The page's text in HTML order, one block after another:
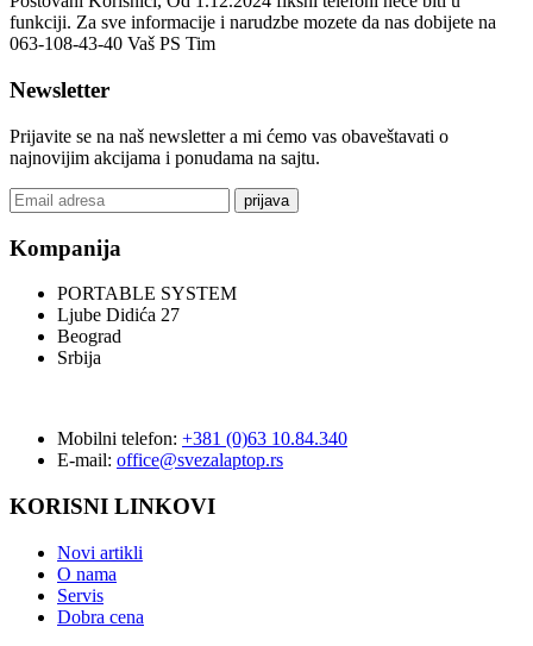
funkciji. Za sve informacije i narudzbe mozete da nas dobijete na
063-108-43-40 Vaš PS Tim
Newsletter
Prijavite se na naš newsletter a mi ćemo vas obaveštavati o
najnovijim akcijama i ponudama na sajtu.
prijava
Kompanija
PORTABLE SYSTEM
Ljube Didića 27
Beograd
Srbija
Mobilni telefon: +381 (0)63 10.84.340
E-mail: office@svezalaptop.rs
KORISNI LINKOVI
Novi artikli
O nama
Servis
Dobra cena